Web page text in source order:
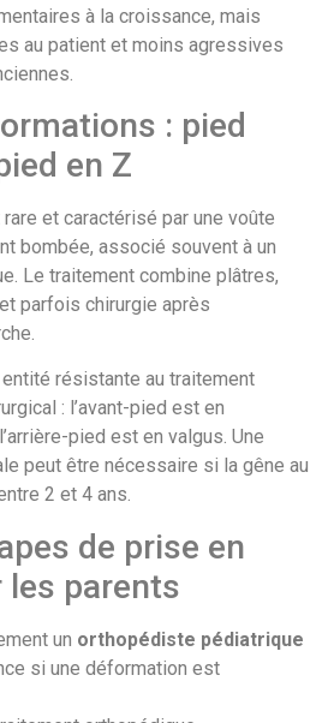
à la croissance, mais
au patient et moins agressives
: pied
en Z
et caractérisé par une voûte
bombée, associé souvent à un
Le traitement combine plâtres,
parfois chirurgie après
résistante au traitement
: l’avant-pied est en
pied est en valgus. Une
peut être nécessaire si la gêne au
2 et 4 ans.
de prise en
les parents
un orthopédiste pédiatrique
si une déformation est